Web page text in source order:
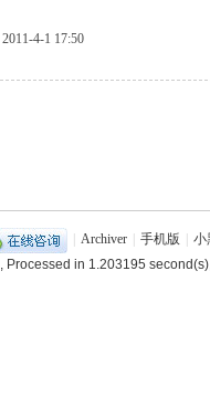
2011-4-1 17:50
Archiver 手机版 小
, Processed in 1.203195